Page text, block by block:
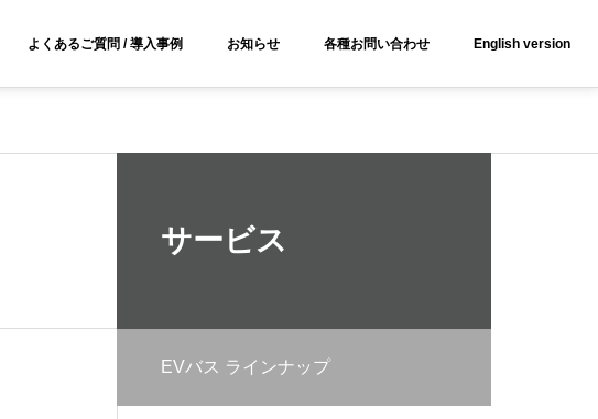
よくあるご質問 / 導入事例 お知らせ 各種お問い合わせ English version
サービス
EVバス ラインナップ